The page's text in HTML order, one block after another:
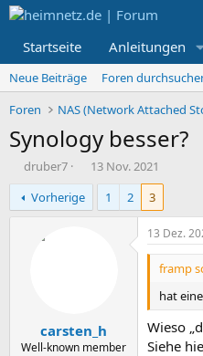
Startseite Anleitungen
Neue Beiträge
Foren
Foren
NAS (Network Attached
Synology besser?
E
r
s
t
druber7
E
r
t
13 Nov. 2021
Vorherige
1 2 3
carsten_h
Well-known member
13 Dez.
framp
hat
Wieso
Siehe